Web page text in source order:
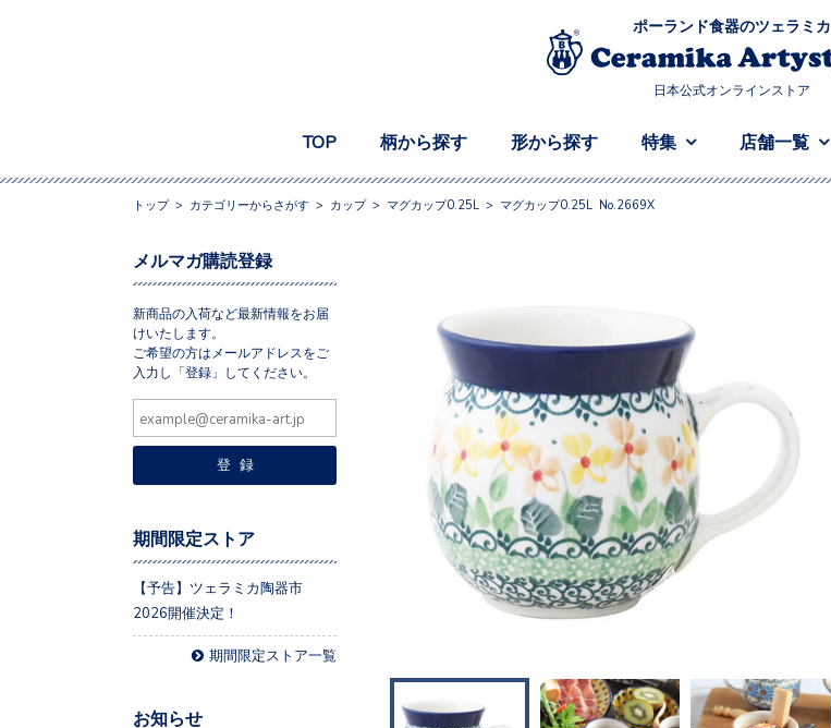
ポーランド食器のツェラミカ
日本公式オンラインストア
TOP 柄から探す 形から探す 特集 店舗一覧
トップ> カテゴリーからさがす > カップ> マグカップ0.25L > マグカップ0.25L No.2669X
メルマガ購読登録
新商品の入荷など最新情報をお届
けいたします。
ご希望の方はメールアドレスをご
入力し「登録」してください。
期間限定ストア
【予告】ツェラミカ陶器市
2026開催決定！
期間限定ストア一覧
お知らせ